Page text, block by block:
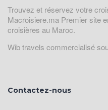
Trouvez et réservez votre
Macroisiere.ma Premier site
croisières au Maroc.
Wib travels commercialisé
Contactez-nous